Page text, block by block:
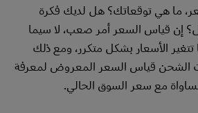
ما هي توقعاتك؟ هل لديك فكرة
إن قياس السعر أمر صعب، لا سيما
الأسعار بشكل متكرر، ومع ذلك
الشحن قياس السعر المعروض لمعرفة
مع سعر السوق الحالي.